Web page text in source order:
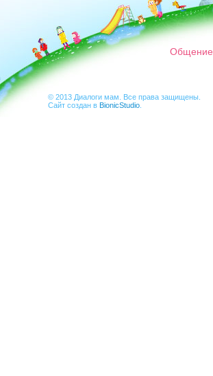
Общение
© 2013 Диалоги мам. Все права защищены.
Сайт создан в BionicStudio